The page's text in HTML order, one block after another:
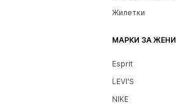
Жилетки
МАРКИ ЗА ЖЕНИ
Esprit
LEVI'S
NIKE